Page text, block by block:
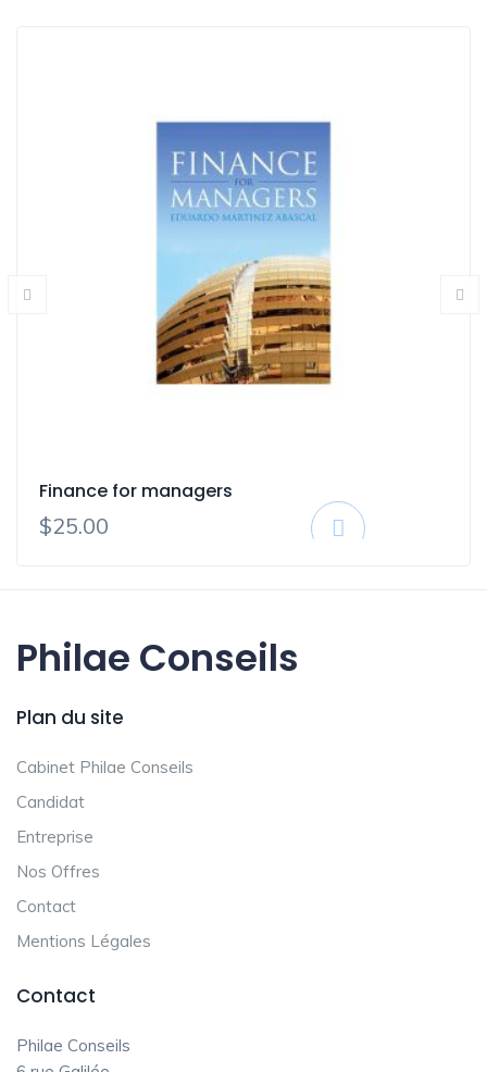
Finance for managers
$25.00
Ajouter Au Panier
Philae Conseils
Plan du site
Cabinet Philae Conseils
Candidat
Entreprise
Nos Offres
Contact
Mentions Légales
Contact
Philae Conseils